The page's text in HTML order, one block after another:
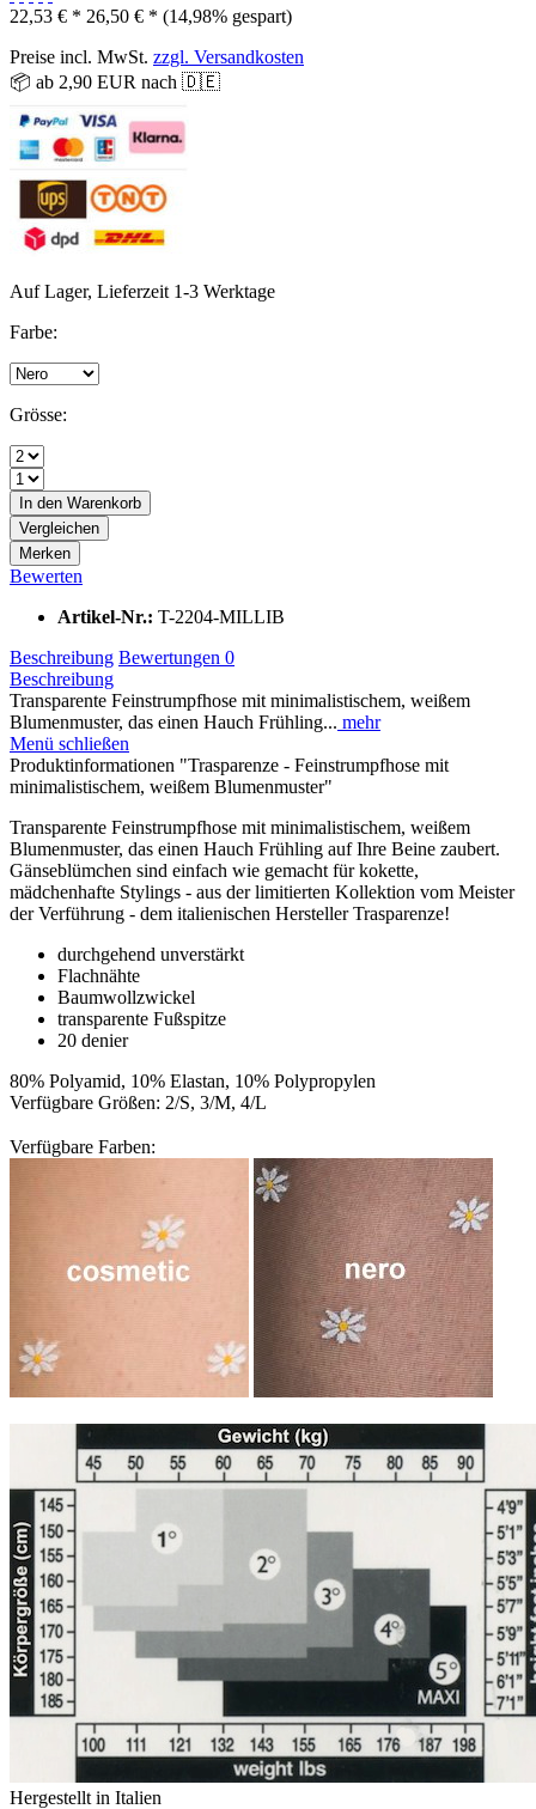
22,53 € * 26,50 € * (14,98% gespart)
Preise incl. MwSt. zzgl. Versandkosten
📦 ab 2,90 EUR nach 🇩🇪
Auf Lager, Lieferzeit 1-3 Werktage
Farbe:
Grösse:
In den Warenkorb
Vergleichen
Merken
Bewerten
Artikel-Nr.: T-2204-MILLIB
Beschreibung Bewertungen 0
Beschreibung
Transparente Feinstrumpfhose mit minimalistischem, weißem
Blumenmuster, das einen Hauch Frühling... mehr
Menü schließen
Produktinformationen "Trasparenze - Feinstrumpfhose mit
minimalistischem, weißem Blumenmuster"
Transparente Feinstrumpfhose mit minimalistischem, weißem
Blumenmuster, das einen Hauch Frühling auf Ihre Beine zaubert.
Gänseblümchen sind einfach wie gemacht für kokette,
mädchenhafte Stylings - aus der limitierten Kollektion vom Meister
der Verführung - dem italienischen Hersteller Trasparenze!
durchgehend unverstärkt
Flachnähte
Baumwollzwickel
transparente Fußspitze
20 denier
80% Polyamid, 10% Elastan, 10% Polypropylen
Verfügbare Größen: 2/S, 3/M, 4/L
Verfügbare Farben:
Hergestellt in Italien